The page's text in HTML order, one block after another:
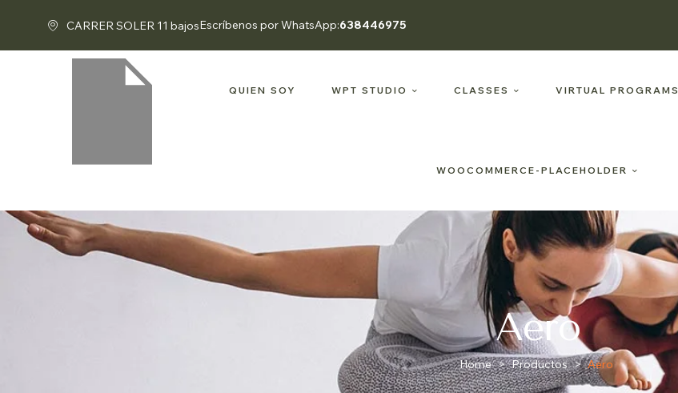
CARRER SOLER 11 bajosEscríbenos por WhatsApp:638446975
QUIEN SOY WPT STUDIO CLASSES VIRTUAL PROGRAMS
WOOCOMMERCE-PLACEHOLDER
Aero
Home > Productos > Aero